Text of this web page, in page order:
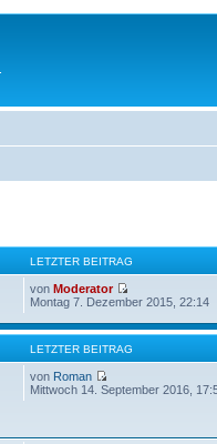
LETZTER BEITRAG
vonModerator
Montag 7. Dezember 2015, 22:14
LETZTER BEITRAG
von Roman
Mittwoch 14. September 2016,